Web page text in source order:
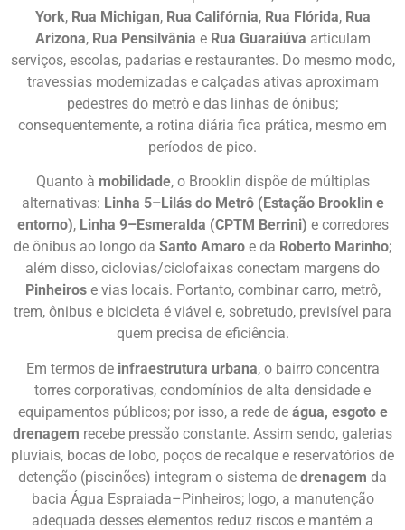
York, Rua Michigan, Rua Califórnia, Rua Flórida, Rua
Arizona, Rua Pensilvânia e Rua Guaraiúva articulam
serviços, escolas, padarias e restaurantes. Do mesmo modo,
travessias modernizadas e calçadas ativas aproximam
pedestres do metrô e das linhas de ônibus;
consequentemente, a rotina diária fica prática, mesmo em
períodos de pico.
Quanto à mobilidade, o Brooklin dispõe de múltiplas
alternativas: Linha 5–Lilás do Metrô (Estação Brooklin e
entorno), Linha 9–Esmeralda (CPTM Berrini) e corredores
de ônibus ao longo da Santo Amaro e da Roberto Marinho;
além disso, ciclovias/ciclofaixas conectam margens do
Pinheirose vias locais. Portanto, combinar carro, metrô,
trem, ônibus e bicicleta é viável e, sobretudo, previsível para
quem precisa de eficiência.
Em termos de infraestrutura urbana, o bairro concentra
torres corporativas, condomínios de alta densidade e
equipamentos públicos; por isso, a rede de água, esgoto e
drenagem recebe pressão constante. Assim sendo, galerias
pluviais, bocas de lobo, poços de recalque e reservatórios de
detenção (piscinões) integram o sistema de drenagem da
bacia Água Espraiada–Pinheiros; logo, a manutenção
adequada desses elementos reduz riscos e mantém a